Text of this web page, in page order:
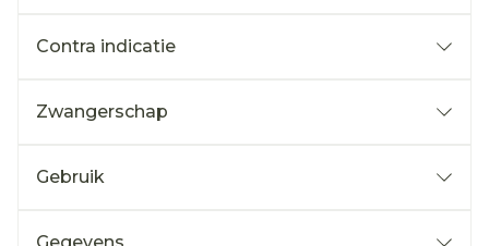
Contra indicatie
Zwangerschap
Gebruik